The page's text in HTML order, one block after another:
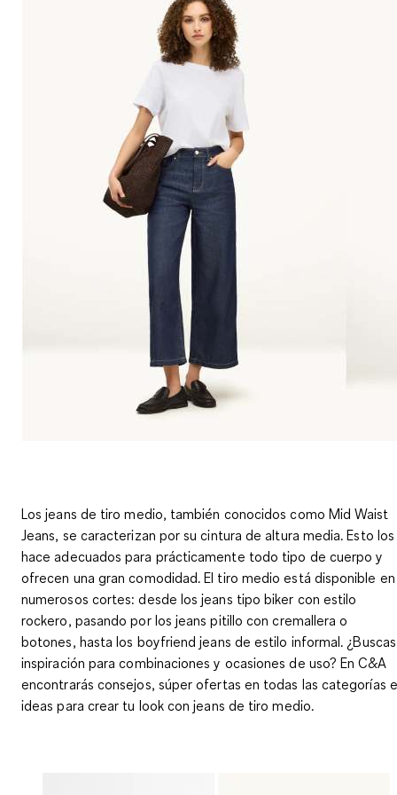
Losjeans de tiro medio, también conocidos como Mid Waist
Jeans, se caracterizan por su cintura de altura media. Esto los
hace adecuados para prácticamente todo tipo de cuerpo y
ofrecen una gran comodidad. El tiro medio está disponible en
numerosos cortes: desde losjeans tipo biker con estilo
rockero, pasando por losjeans pitillo con cremallera o
botones, hasta los boyfriend jeans de estilo informal. ¿Buscas
inspiración para combinaciones y ocasiones de uso? EnC&A
encontrarás consejos, súper ofertas en todas las categorías e
ideas para crear tu look conjeans de tiro medio.